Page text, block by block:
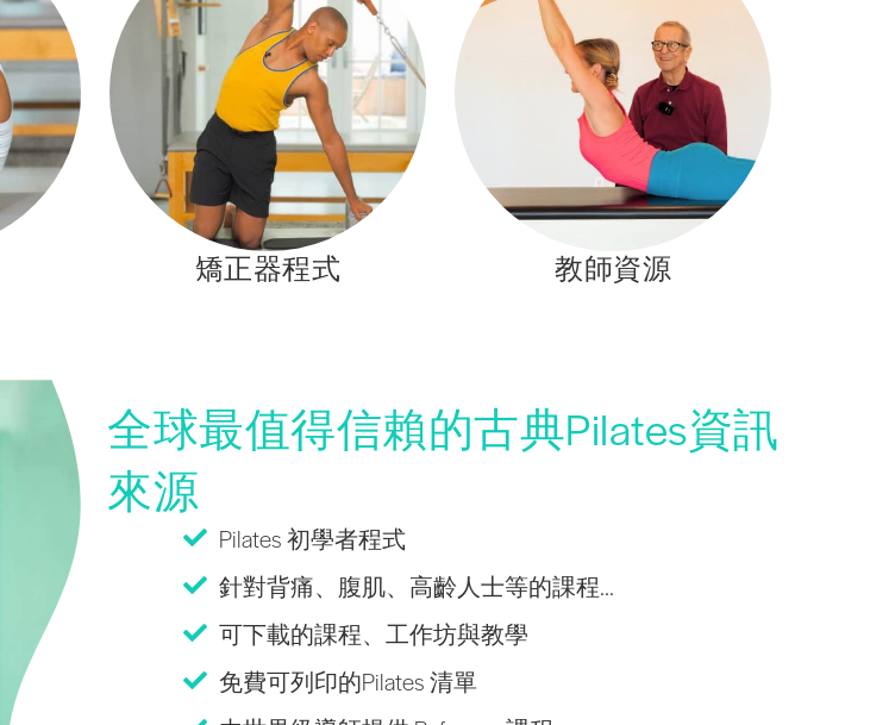
矯正器程式 教師資源
全球最值得信賴的古典Pilates資訊
來源
Pilates 初學者程式
針對背痛、腹肌、高齡人士等的課程...
可下載的課程、工作坊與教學
免費可列印的Pilates 清單